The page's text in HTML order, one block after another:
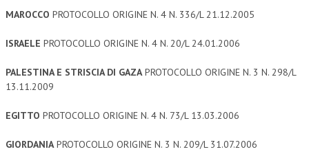
MAROCCO PROTOCOLLO ORIGINE N. 4 N. 336/L 21.12.2005
ISRAELE PROTOCOLLO ORIGINE N. 4 N. 20/L 24.01.2006
PALESTINA E STRISCIA DI GAZAPROTOCOLLO ORIGINE N. 3 N. 298/L
13.11.2009
EGITTO PROTOCOLLO ORIGINE N. 4 N. 73/L 13.03.2006
GIORDANIAPROTOCOLLO ORIGINE N. 3 N. 209/L 31.07.2006